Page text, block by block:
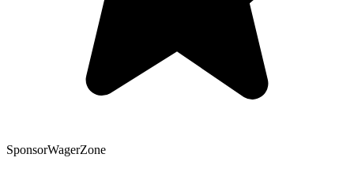
SponsorWagerZone